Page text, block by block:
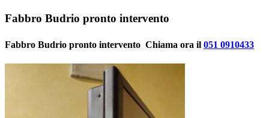
Fabbro Budrio pronto intervento
Fabbro Budrio pronto intervento  Chiama ora il 051 0910433